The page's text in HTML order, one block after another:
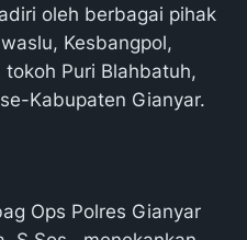
oleh berbagai pihak
Kesbangpol,
tokoh Puri Blahbatuh,
Kabupaten Gianyar.
Ops Polres Gianyar